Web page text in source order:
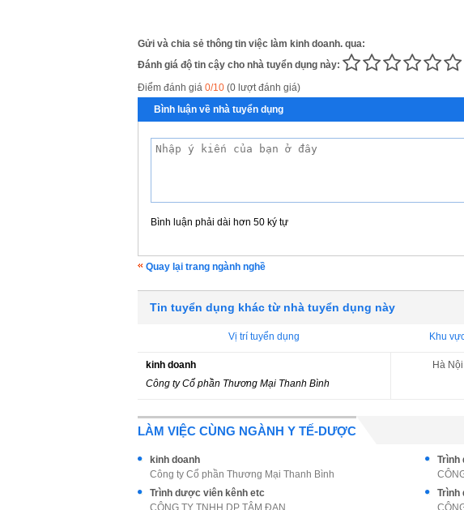
Gửi và chia sẻ thông tin việc làm kinh doanh. qua:
Đánh giá độ tin cậy cho nhà tuyển dụng này:
Điểm đánh giá 0/10 (0 lượt đánh giá)
Bình luận về nhà tuyển dụng
Bình luận phải dài hơn 50 ký tự
Quay lại trang ngành nghề
Tin tuyển dụng khác từ nhà tuyển dụng này
Vị trí tuyển dụng Khu
kinh doanh
Công ty Cổ phần Thương Mại Thanh Bình
Hà Nội
LÀM VIỆC CÙNG NGÀNH Y TẾ-DƯỢC
kinh doanh
Công ty Cổ phần Thương Mại Thanh Bình
Trình
Trình dược viên kênh etc
CÔNG TY TNHH DP TÂM ĐAN
Trình